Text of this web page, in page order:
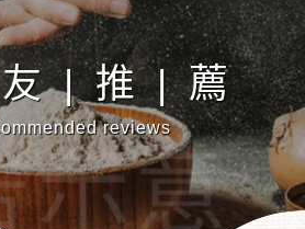
|推|薦
reviews